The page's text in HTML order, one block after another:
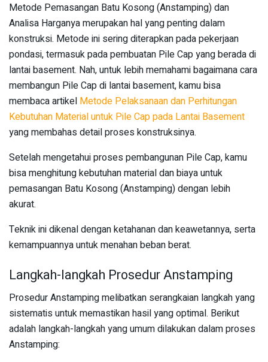
Metode Pemasangan Batu Kosong (Anstamping) dan
Analisa Harganya merupakan hal yang penting dalam
konstruksi. Metode ini sering diterapkan pada pekerjaan
pondasi, termasuk pada pembuatan Pile Cap yang berada di
lantai basement. Nah, untuk lebih memahami bagaimana cara
membangun Pile Cap di lantai basement, kamu bisa
membaca artikel Metode Pelaksanaan dan Perhitungan
Kebutuhan Material untuk Pile Cap pada Lantai Basement
yang membahas detail proses konstruksinya.
Setelah mengetahui proses pembangunan Pile Cap, kamu
bisa menghitung kebutuhan material dan biaya untuk
pemasangan Batu Kosong (Anstamping) dengan lebih
akurat.
Teknik ini dikenal dengan ketahanan dan keawetannya, serta
kemampuannya untuk menahan beban berat.
Langkah-langkah Prosedur Anstamping
Prosedur Anstamping melibatkan serangkaian langkah yang
sistematis untuk memastikan hasil yang optimal. Berikut
adalah langkah-langkah yang umum dilakukan dalam proses
Anstamping: